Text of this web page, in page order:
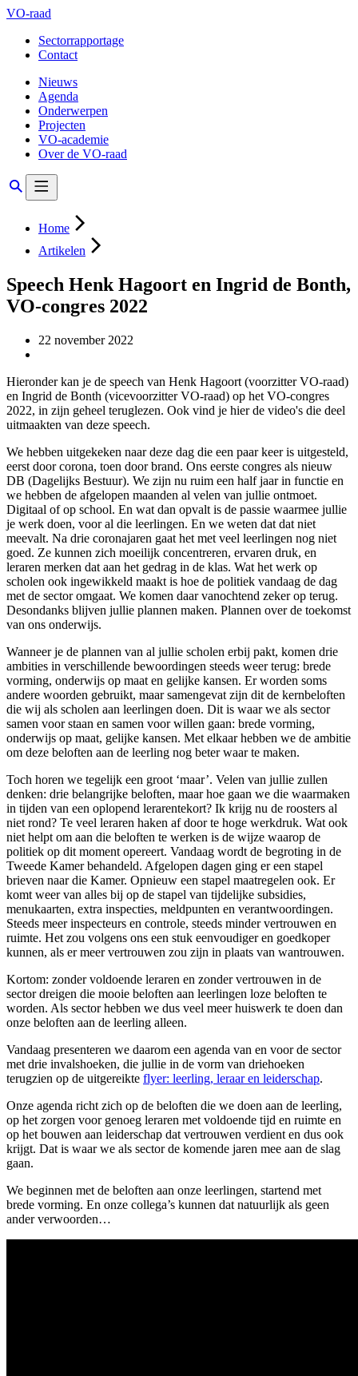
VO-raad
Sectorrapportage
Contact
Nieuws
Agenda
Onderwerpen
Projecten
VO-academie
Over de VO-raad
Home
Artikelen
Speech Henk Hagoort en Ingrid de Bonth,
VO-congres 2022
22 november 2022
Hieronder kan je de speech van Henk Hagoort (voorzitter VO-raad)
en Ingrid de Bonth (vicevoorzitter VO-raad) op het VO-congres
2022, in zijn geheel teruglezen. Ook vind je hier de video's die deel
uitmaakten van deze speech.
We hebben uitgekeken naar deze dag die een paar keer is uitgesteld,
eerst door corona, toen door brand. Ons eerste congres als nieuw
DB (Dagelijks Bestuur). We zijn nu ruim een half jaar in functie en
we hebben de afgelopen maanden al velen van jullie ontmoet.
Digitaal of op school. En wat dan opvalt is de passie waarmee jullie
je werk doen, voor al die leerlingen. En we weten dat dat niet
meevalt. Na drie coronajaren gaat het met veel leerlingen nog niet
goed. Ze kunnen zich moeilijk concentreren, ervaren druk, en
leraren merken dat aan het gedrag in de klas. Wat het werk op
scholen ook ingewikkeld maakt is hoe de politiek vandaag de dag
met de sector omgaat. We komen daar vanochtend zeker op terug.
Desondanks blijven jullie plannen maken. Plannen over de toekomst
van ons onderwijs.
Wanneer je de plannen van al jullie scholen erbij pakt, komen drie
ambities in verschillende bewoordingen steeds weer terug: brede
vorming, onderwijs op maat en gelijke kansen. Er worden soms
andere woorden gebruikt, maar samengevat zijn dit de kernbeloften
die wij als scholen aan leerlingen doen. Dit is waar we als sector
samen voor staan en samen voor willen gaan: brede vorming,
onderwijs op maat, gelijke kansen. Met elkaar hebben we de ambitie
om deze beloften aan de leerling nog beter waar te maken.
Toch horen we tegelijk een groot ‘maar’. Velen van jullie zullen
denken: drie belangrijke beloften, maar hoe gaan we die waarmaken
in tijden van een oplopend lerarentekort? Ik krijg nu de roosters al
niet rond? Te veel leraren haken af door te hoge werkdruk. Wat ook
niet helpt om aan die beloften te werken is de wijze waarop de
politiek op dit moment opereert. Vandaag wordt de begroting in de
Tweede Kamer behandeld. Afgelopen dagen ging er een stapel
brieven naar die Kamer. Opnieuw een stapel maatregelen ook. Er
komt weer van alles bij op de stapel van tijdelijke subsidies,
menukaarten, extra inspecties, meldpunten en verantwoordingen.
Steeds meer inspecteurs en controle, steeds minder vertrouwen en
ruimte. Het zou volgens ons een stuk eenvoudiger en goedkoper
kunnen, als er meer vertrouwen zou zijn in plaats van wantrouwen.
Kortom: zonder voldoende leraren en zonder vertrouwen in de
sector dreigen die mooie beloften aan leerlingen loze beloften te
worden. Als sector hebben we dus veel meer huiswerk te doen dan
onze beloften aan de leerling alleen.
Vandaag presenteren we daarom een agenda van en voor de sector
met drie invalshoeken, die jullie in de vorm van driehoeken
terugzien op de uitgereikte flyer: leerling, leraar en leiderschap.
Onze agenda richt zich op de beloften die we doen aan de leerling,
op het zorgen voor genoeg leraren met voldoende tijd en ruimte en
op het bouwen aan leiderschap dat vertrouwen verdient en dus ook
krijgt. Dat is waar we als sector de komende jaren mee aan de slag
gaan.
We beginnen met de beloften aan onze leerlingen, startend met
brede vorming. En onze collega’s kunnen dat natuurlijk als geen
ander verwoorden…